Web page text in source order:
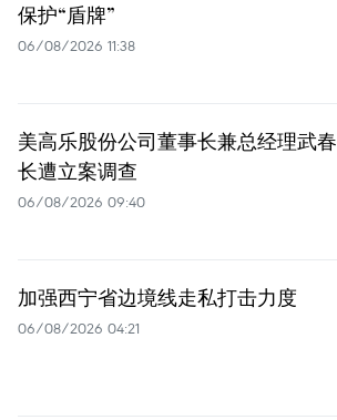
保护“盾牌”
06/08/2026 11:38
美高乐股份公司董事长兼总经理武春
长遭立案调查
06/08/2026 09:40
加强西宁省边境线走私打击力度
06/08/2026 04:21